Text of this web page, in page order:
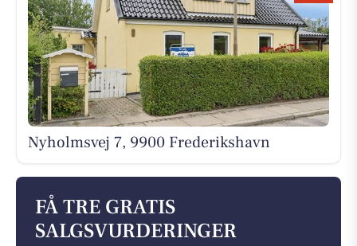
Nyholmsvej 7, 9900 Frederikshavn
FÅ TRE GRATIS
SALGSVURDERINGER